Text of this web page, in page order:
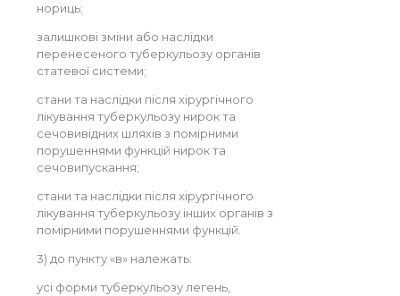
нориць;
залишкові зміни або наслідки
перенесеного туберкульозу органів
статевої системи;
стани та наслідки після хірургічного
лікування туберкульозу нирок та
сечовивідних шляхів з помірними
порушеннями функцій нирок та
сечовипускання;
стани та наслідки після хірургічного
лікування туберкульозу інших органів з
помірними порушеннями функцій.
3) до пункту «в» належать:
усі форми туберкульозу легень,